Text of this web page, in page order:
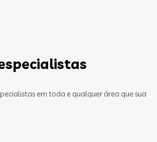
em toda e qualquer área que sua